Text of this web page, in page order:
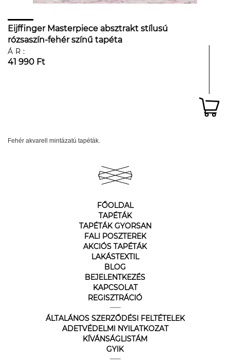
Eijffinger Masterpiece absztrakt stílusú
rózsaszín-fehér színű tapéta
ÁR:
41 990 Ft
Fehér akvarell mintázatú tapéták.
FŐOLDAL
TAPÉTÁK
TAPÉTÁK GYORSAN
FALI POSZTEREK
AKCIÓS TAPÉTÁK
LAKÁSTEXTIL
BLOG
BEJELENTKEZÉS
KAPCSOLAT
REGISZTRÁCIÓ
ÁLTALÁNOS SZERZŐDÉSI FELTÉTELEK
ADETVÉDELMI NYILATKOZAT
KÍVÁNSÁGLISTÁM
GYIK